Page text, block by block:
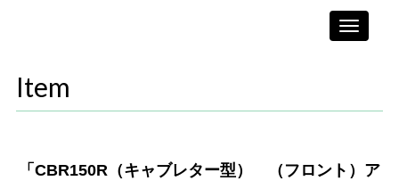
Toggle
Item
「CBR150R（キャブレター型） （フロント）ア